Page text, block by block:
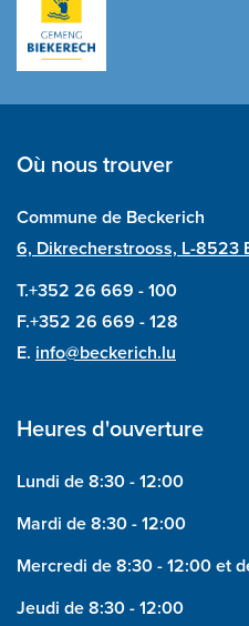
Où nous trouver
Commune de Beckerich
6, Dikrecherstrooss, L-8523
T.+352 26 669 - 100
F.+352 26 669 - 128
E. info@beckerich.lu
Heures d'ouverture
Lundi de 8:30 - 12:00
Mardi de 8:30 - 12:00
Mercredi de 8:30 - 12:00 et
Jeudi de 8:30 - 12:00